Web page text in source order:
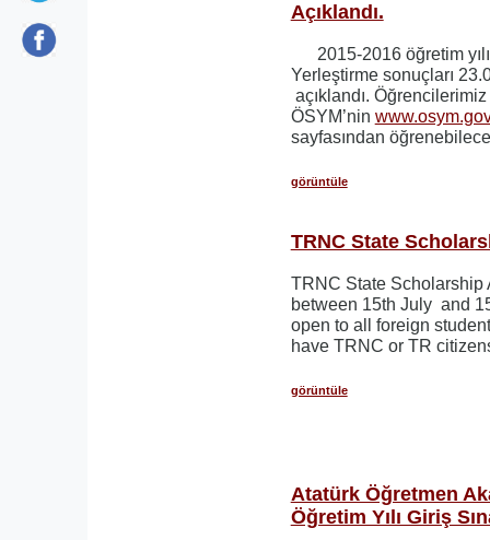
Açıklandı.
2015-2016 öğretim
Yerleştirme sonuçları
açıklandı.
ÖSYM’nin
sayfasından
görüntüle
TRNC State
TRNC State Scholarship
between 15th July and
open to all foreign
have TRNC or TR
görüntüle
Atatürk Öğretmen
Öğretim Yılı Giriş